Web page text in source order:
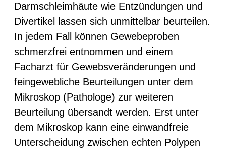
Darmschleimhäute wie Entzündungen und
Divertikel lassen sich unmittelbar beurteilen.
In jedem Fall können Gewebeproben
schmerzfrei entnommen und einem
Facharzt für Gewebsveränderungen und
feingewebliche Beurteilungen unter dem
Mikroskop (Pathologe) zur weiteren
Beurteilung übersandt werden. Erst unter
dem Mikroskop kann eine einwandfreie
Unterscheidung zwischen echten Polypen